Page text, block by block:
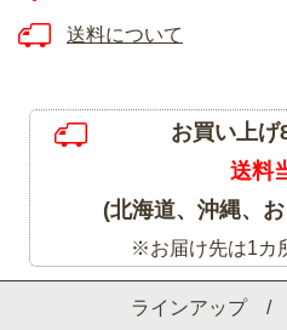
ラインアップ
送料について
お買い上げ
送料
(北海道、沖縄、
※お届け先は1カ